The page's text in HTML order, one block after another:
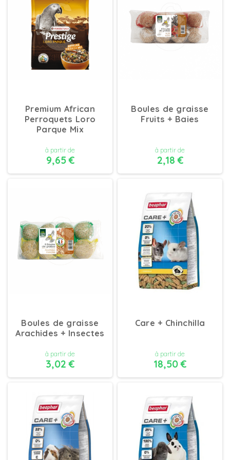
Premium African
Perroquets Loro
Parque Mix
à partir de
9,65 €
Boules de graisse
Fruits + Baies
à partir de
2,18 €
DÉTAILS
Boules de graisse
Arachides + Insectes
à partir de
3,02 €
DÉTAILS
Care + Chinchilla
à partir de
18,50 €
DÉTAILS